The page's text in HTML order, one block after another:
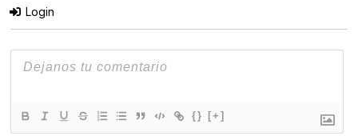
Login
{} [+]